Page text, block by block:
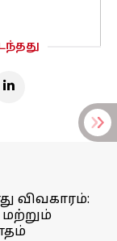
விவகாரம்: